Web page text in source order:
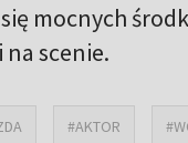
mocnych
scenie.
#AKTOR